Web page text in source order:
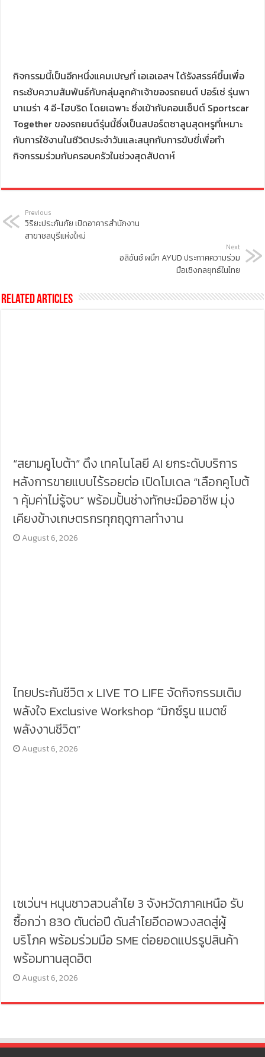
กิจกรรมนี้เป็นอีกหนึ่งแคมเปญที่ เอเอเอสฯ ได้รังสรรค์ขึ้นเพื่อ
กระชับความสัมพันธ์กับกลุ่มลูกค้าเจ้าของรถยนต์ ปอร์เช่ รุ่นพา
นาเมร่า 4 อี-ไฮบริด โดยเฉพาะ ซึ่งเข้ากับคอนเซ็ปต์ Sportscar
Together ของรถยนต์รุ่นนี้ซึ่งเป็นสปอร์ตซาลูนสุดหรูที่เหมาะ
กับการใช้งานในชีวิตประจำวันและสนุกกับการขับขี่เพื่อทำ
กิจกรรมร่วมกับครอบครัวในช่วงสุดสัปดาห์
Previous
วิริยะประกันภัย เปิดอาคารสำนักงาน
สาขาชลบุรีแห่งใหม่
Next
อลิอันซ์ ผนึก AYUD ประกาศความร่วม
มือเชิงกลยุทธ์ในไทย
Related Articles
“สยามคูโบต้า” ดึง เทคโนโลยี AI ยกระดับบริการ
หลังการขายแบบไร้รอยต่อ เปิดโมเดล “เลือกคูโบต้
า คุ้มค่าไม่รู้จบ” พร้อมปั้นช่างทักษะมืออาชีพ มุ่ง
เคียงข้างเกษตรกรทุกฤดูกาลทำงาน
August 6, 2026
ไทยประกันชีวิต x LIVE TO LIFE จัดกิจกรรมเติม
พลังใจ Exclusive Workshop “มิกซ์รูน แมตช์
พลังงานชีวิต”
August 6, 2026
เซเว่นฯ หนุนชาวสวนลำไย 3 จังหวัดภาคเหนือ รับ
ซื้อกว่า 830 ตันต่อปี ดันลำไยอีดอพวงสดสู่ผู้
บริโภค พร้อมร่วมมือ SME ต่อยอดแปรรูปสินค้า
พร้อมทานสุดฮิต
August 6, 2026